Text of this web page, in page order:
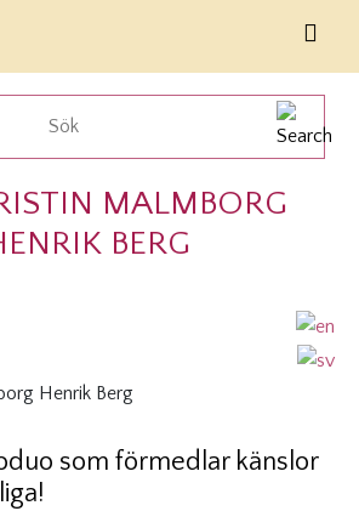
MALMBORG
BERG
som förmedlar känslor